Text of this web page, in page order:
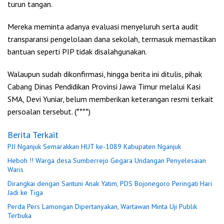
turun tangan.
Mereka meminta adanya evaluasi menyeluruh serta audit
transparansi pengelolaan dana sekolah, termasuk memastikan
bantuan seperti PIP tidak disalahgunakan.
Walaupun sudah dikonfirmasi, hingga berita ini ditulis, pihak
Cabang Dinas Pendidikan Provinsi Jawa Timur melalui Kasi
SMA, Devi Yuniar, belum memberikan keterangan resmi terkait
persoalan tersebut. (****)
Berita Terkait
PJI Nganjuk Semarakkan HUT ke-1089 Kabupaten Nganjuk
Heboh !! Warga desa Sumberrejo Gegara Undangan Penyelesaian
Waris
Dirangkai dengan Santuni Anak Yatim, PDS Bojonegoro Peringati Hari
Jadi ke Tiga
Perda Pers Lamongan Dipertanyakan, Wartawan Minta Uji Publik
Terbuka